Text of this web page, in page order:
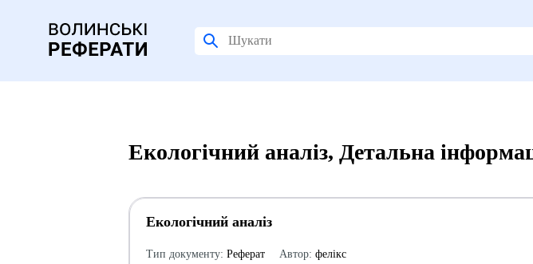
Екологічний аналіз, Детальна
Екологічний аналіз
Тип документу: Реферат
Автор: фелікс